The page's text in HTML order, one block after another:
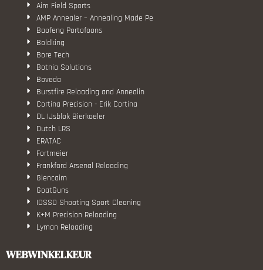
Aim Field Sports
AMP Annealer – Annealing Made Pe
Baofeng Portofoons
Boldking
Bore Tech
Botnia Solutions
Boveda
Burstfire Reloading and Annealin
Cortina Precision - Erik Cortina
DL IJsblok Bierkoeler
Dutch LRS
ERATAC
Fortmeier
Frankford Arsenal Reloading
Glencairn
GoatGuns
IOSSO Shooting Sport Cleaning
K+M Precision Reloading
Lyman Reloading
Monstrum Tactical
WEBWINKELKEUR